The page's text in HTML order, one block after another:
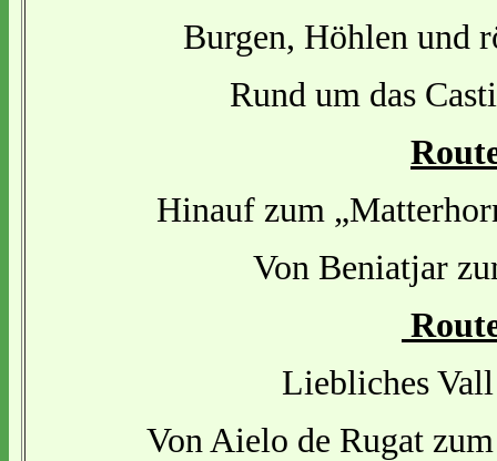
Burgen, Höhlen und
Rund um das
Hinauf zum
Von Beniatjar
Liebliches
Von Aielo de Rugat